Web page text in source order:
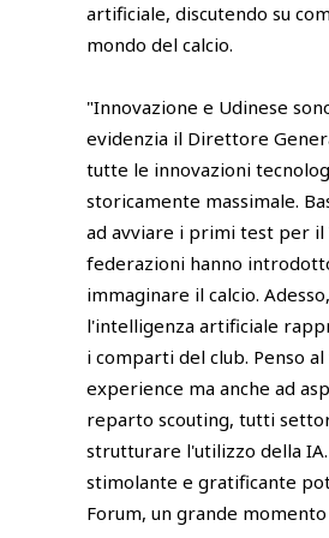
artificiale, discutendo su
mondo del calcio.
"Innovazione e Udinese
evidenzia il Direttore
tutte le innovazioni
storicamente massimale.
ad avviare i primi test per il
federazioni hanno
immaginare il calcio.
l'intelligenza artificiale
i comparti del club. Penso
experience ma anche ad
reparto scouting, tutti
strutturare l'utilizzo della
stimolante e gratificante
Forum, un grande